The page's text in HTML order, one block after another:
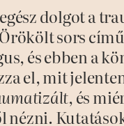
dolgot a
sors
és ebben a
el, mit
, és